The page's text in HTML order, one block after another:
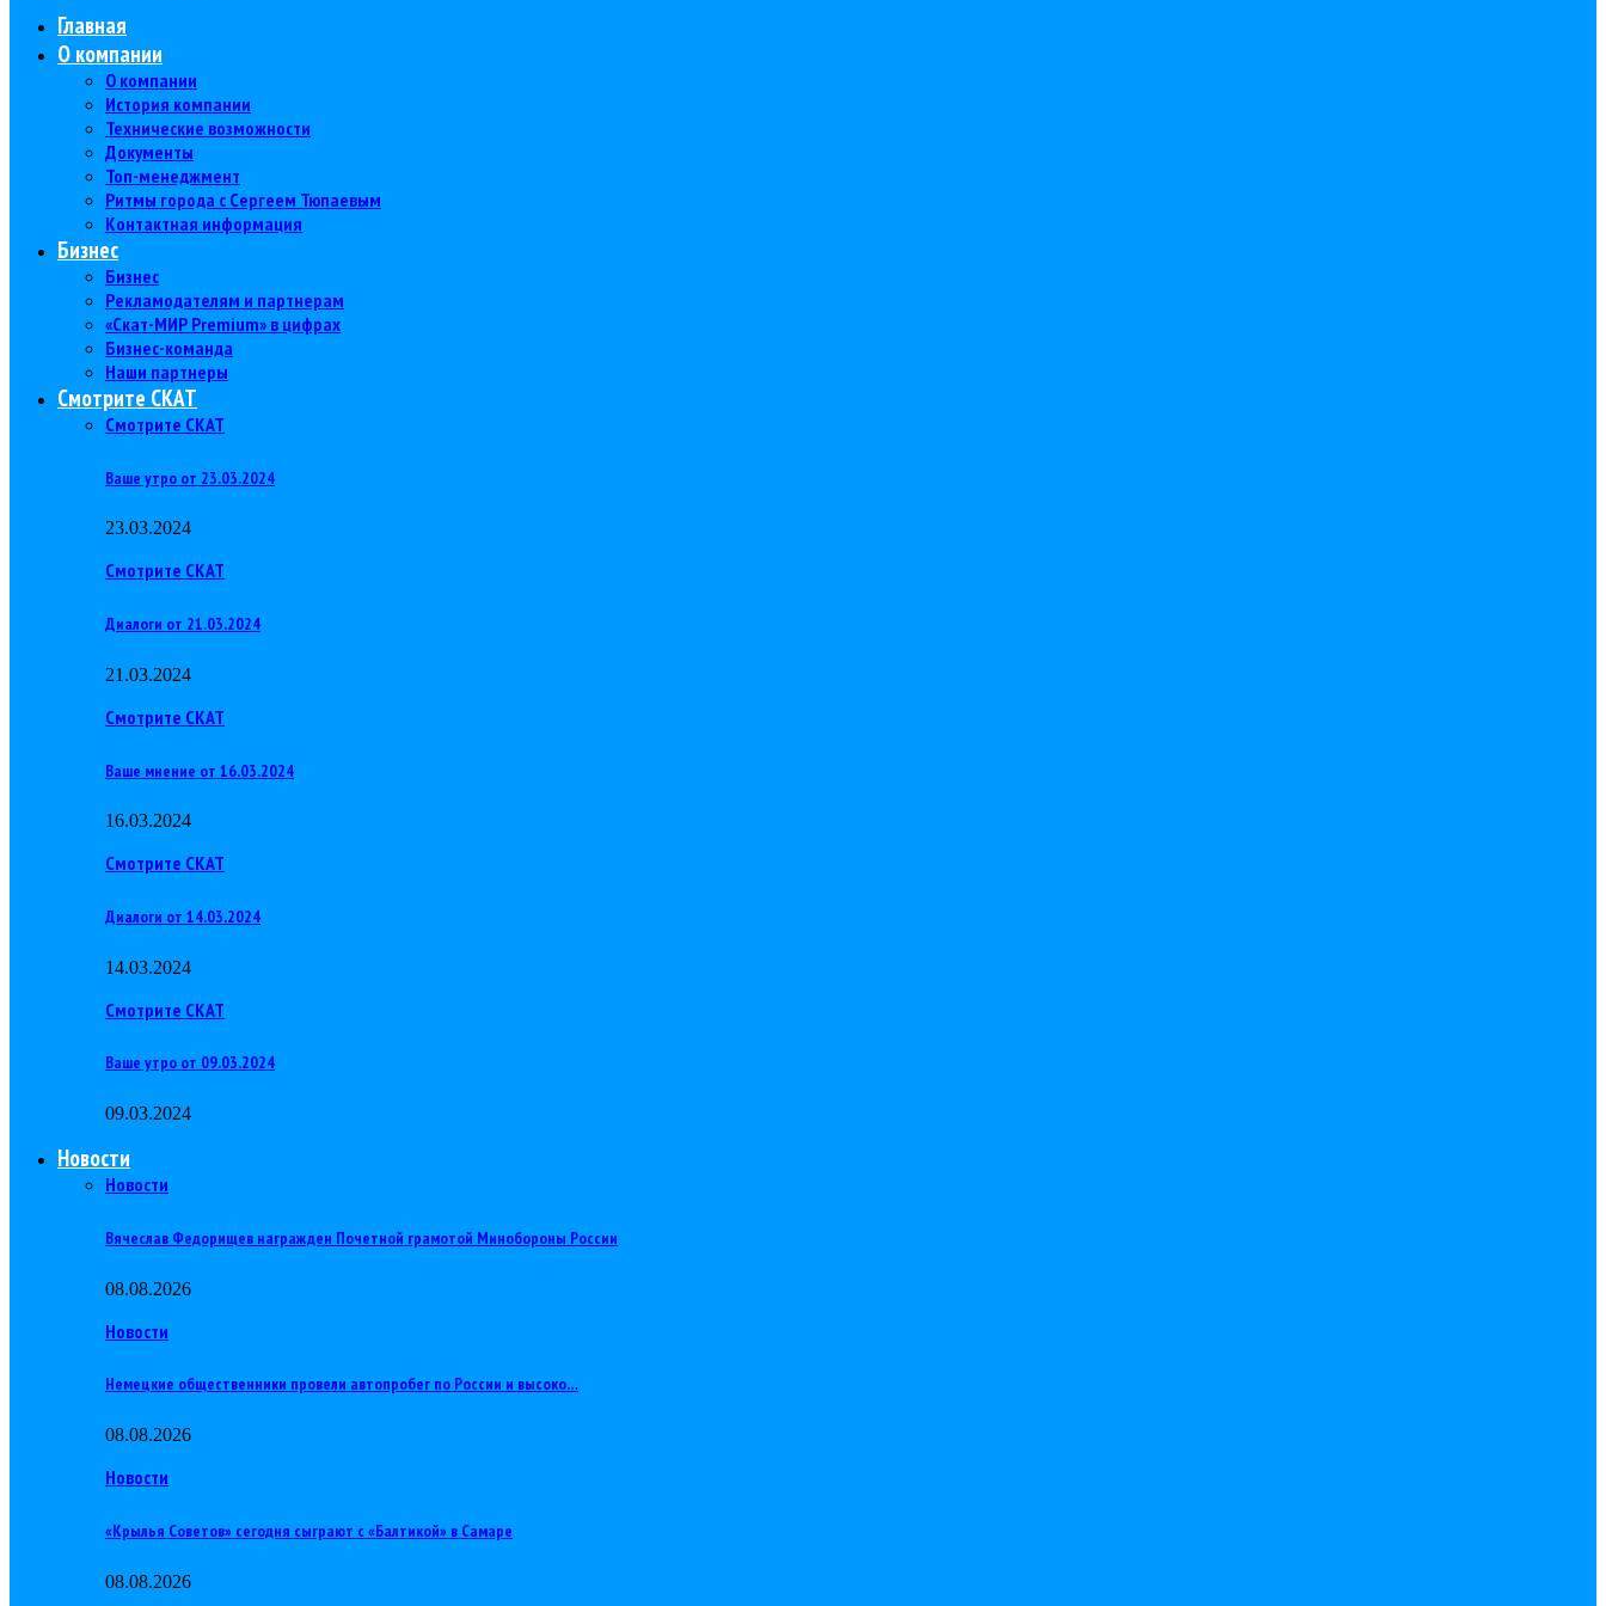
Главная
О компании
О компании
История компании
Технические возможности
Документы
Топ-менеджмент
Ритмы города с Сергеем Тюпаевым
Контактная информация
Бизнес
Бизнес
Рекламодателям и партнерам
«Скат-МИР Premium» в цифрах
Бизнес-команда
Наши партнеры
Смотрите СКАТ
Смотрите СКАТ
Ваше утро от 23.03.2024
23.03.2024
Смотрите СКАТ
Диалоги от 21.03.2024
21.03.2024
Смотрите СКАТ
Ваше мнение от 16.03.2024
16.03.2024
Смотрите СКАТ
Диалоги от 14.03.2024
14.03.2024
Смотрите СКАТ
Ваше утро от 09.03.2024
09.03.2024
Новости
Новости
Вячеслав Федорищев награжден Почетной грамотой Минобороны России
08.08.2026
Новости
Немецкие общественники провели автопробег по России и высоко…
08.08.2026
Новости
«Крылья Советов» сегодня сыграют с «Балтикой» в Самаре
08.08.2026